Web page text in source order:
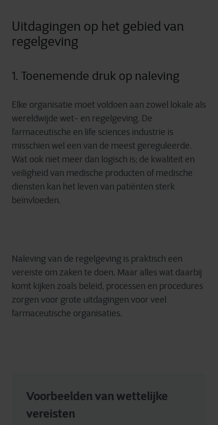
Uitdagingen op het gebied van
regelgeving
1. Toenemende druk op naleving
Elke organisatie moet voldoen aan zowel lokale als
wereldwijde wet- en regelgeving. De
farmaceutische en life sciences industrie is
misschien wel een van de meest gereguleerde.
Wat ook niet meer dan logisch is; de kwaliteit en
veiligheid van medische producten of medische
diensten kan het leven van patiënten sterk
beïnvloeden.
Naleving van de regelgeving is praktisch een
vereiste om zaken te doen. Maar alles wat daarbij
komt kijken zoals beleid, processen en procedures
zorgen voor grote uitdagingen voor veel
farmaceutische organisaties.
Voorbeelden van wettelijke
vereisten